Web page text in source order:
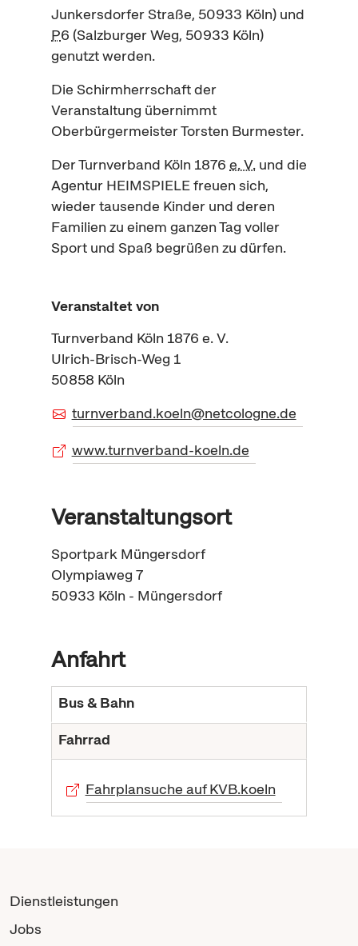
Junkersdorfer Straße, 50933 Köln) und
P6 (Salzburger Weg, 50933 Köln)
genutzt werden.
Die Schirmherrschaft der
Veranstaltung übernimmt
Oberbürgermeister Torsten Burmester.
Der Turnverband Köln 1876 e. V. und die
Agentur HEIMSPIELE freuen sich,
wieder tausende Kinder und deren
Familien zu einem ganzen Tag voller
Sport und Spaß begrüßen zu dürfen.
Veranstaltet von
Turnverband Köln 1876 e. V.
Ulrich-Brisch-Weg 1
50858 Köln
turnverband.koeln@netcologne.de
www.turnverband-koeln.de
Veranstaltungsort
Sportpark Müngersdorf
Olympiaweg 7
50933 Köln - Müngersdorf
Anfahrt
Bus & Bahn
Fahrrad
Fahrplansuche auf KVB.koeln
Dienstleistungen
Jobs